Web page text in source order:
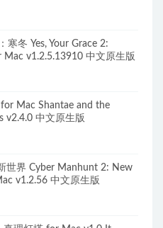
寒冬 Yes, Your Grace 2:
Mac v1.2.5.13910 中文原生版
Mac Shantae and the
v2.4.0 中文原生版
世界 Cyber Manhunt 2: New
v1.2.56 中文原生版